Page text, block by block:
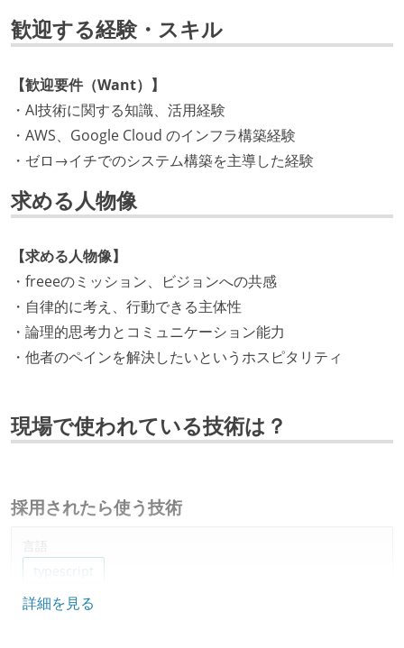
歓迎する経験・スキル
【歓迎要件（Want）】
・AI技術に関する知識、活用経験
・AWS、Google Cloud のインフラ構築経験
・ゼロ→イチでのシステム構築を主導した経験
求める人物像
【求める人物像】
・freeeのミッション、ビジョンへの共感
・自律的に考え、行動できる主体性
・論理的思考力とコミュニケーション能力
・他者のペインを解決したいというホスピタリティ
現場で使われている技術は？
採用されたら使う技術
言語
typescript
フレームワーク
詳細を見る